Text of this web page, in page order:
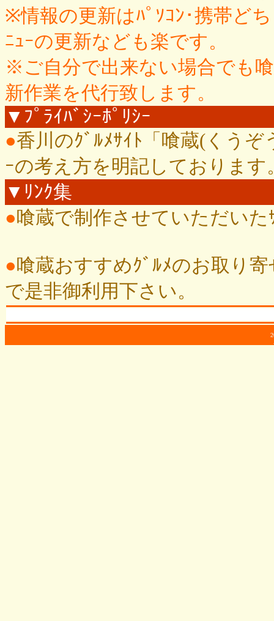
※情報の更新はﾊﾟｿｺﾝ･携帯ど
ﾆｭｰの更新なども楽です。
※ご自分で出来ない場合でも
新作業を代行致します。
▼ﾌﾟﾗｲﾊﾞｼｰﾎﾟﾘｼｰ
●香川のｸﾞﾙﾒｻｲﾄ「喰蔵(くう
ｰの考え方を明記しております
▼ﾘﾝｸ集
●喰蔵で制作させていただいた
●喰蔵おすすめｸﾞﾙﾒのお取り
で是非御利用下さい。